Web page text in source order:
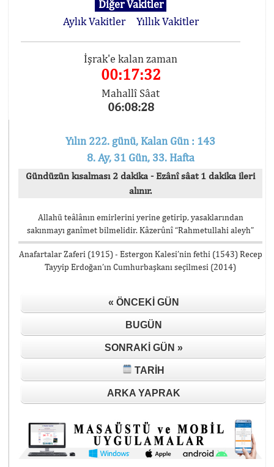
Diğer Vakitler
Aylık Vakitler
Yıllık Vakitler
İşrak'e kalan zaman
00:17:32
Mahallî Sâat
06:08:28
Yılın 222. günü, Kalan Gün : 143
8. Ay, 31 Gün, 33. Hafta
Gündüzün kısalması 2 dakika - Ezânî sâat 1 dakika ileri
alınır.
Allahü teâlânın emirlerini yerine getirip, yasaklarından
sakınmayı ganîmet bilmelidir. Kâzerûnî “Rahmetullahi aleyh”
Anafartalar Zaferi (1915) - Estergon Kalesi’nin fethi (1543) Recep
Tayyip Erdoğan’ın Cumhurbaşkanı seçilmesi (2014)
« ÖNCEKI GÜN
BUGÜN
SONRAKI GÜN »
TARIH
ARKA YAPRAK